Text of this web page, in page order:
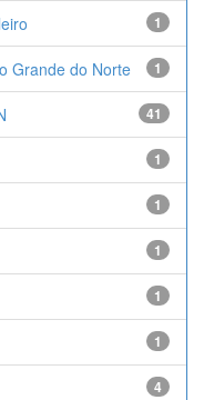
1
Grande do Norte 1
41
1
1
1
1
1
4